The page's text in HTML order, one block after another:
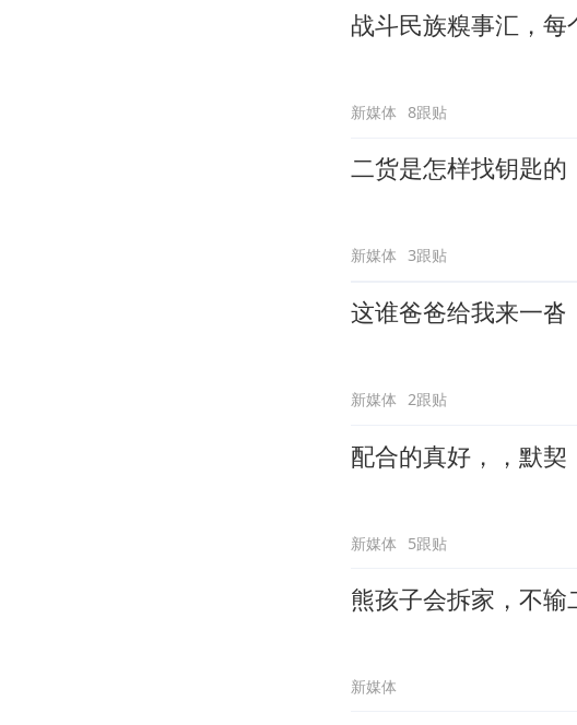
战斗民族糗事汇，每
新媒体 8跟贴
二货是怎样找钥匙的
新媒体 3跟贴
这谁爸爸给我来一沓
新媒体 2跟贴
配合的真好，，默契
新媒体 5跟贴
熊孩子会拆家，不输
新媒体